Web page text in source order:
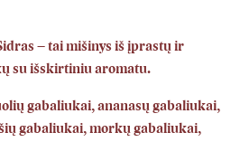
– tai mišinys iš įprastų ir
su išskirtiniu aromatu.
gabaliukai, ananasų gabaliukai,
gabaliukai, morkų gabaliukai,